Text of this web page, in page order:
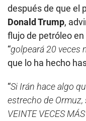
después de que el
Donald Trump,
flujo de petróleo en
“golpeará 20 veces
que lo ha hecho
“Si Irán hace algo
estrecho de
VEINTE VECES